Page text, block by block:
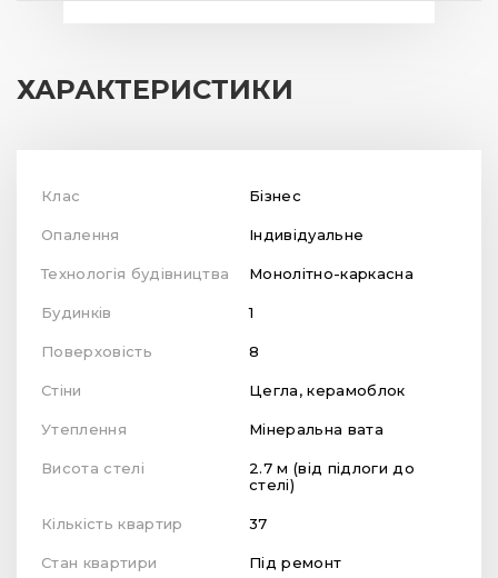
ХАРАКТЕРИСТИКИ
Клас Бізнес
Опалення Індивідуальне
Технологія будівництва Монолітно-каркасна
Будинків 1
Поверховість 8
Стіни Цегла, керамоблок
Утеплення Мінеральна вата
Висота стелі
2.7 м (від підлоги до
стелі)
Кількість квартир 37
Стан квартири Під ремонт